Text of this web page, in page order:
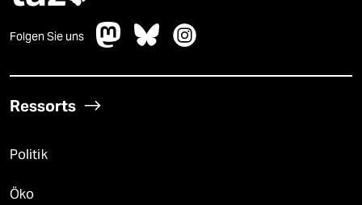
Folgen Sie uns
Ressorts
Politik
Öko